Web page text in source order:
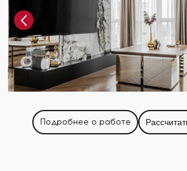
Подробнее о работе